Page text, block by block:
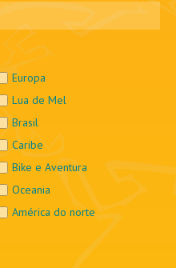
Europa
Lua de Mel
Brasil
Caribe
Bike e Aventura
Oceania
América do norte